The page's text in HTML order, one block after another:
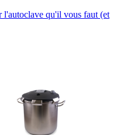
l'autoclave qu'il vous faut (et